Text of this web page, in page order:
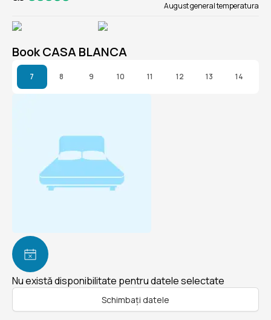
August general temperatura
Book CASA BLANCA
7 8 9 10 11 12 13 14
Nu există disponibilitate pentru datele selectate
Schimbați datele